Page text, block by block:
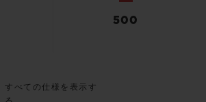
500
すべての仕様を表示す